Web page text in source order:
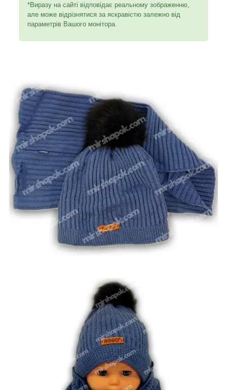
*Виразу на сайті відповідає реальному зображенню,
але може відрізнятися за яскравістю залежно від
параметрів Вашого монітора.